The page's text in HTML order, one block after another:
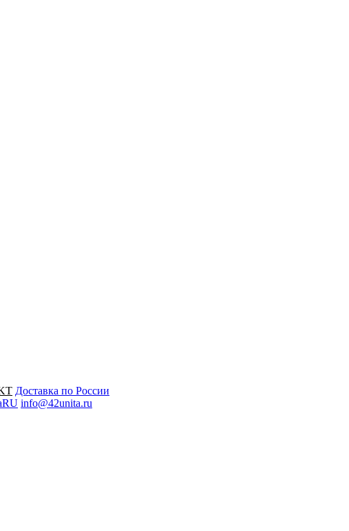
Доставка по России
info@42unita.ru